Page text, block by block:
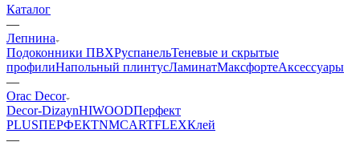
Каталог
—
Лепнина
Подоконники ПВХРуспанельТеневые и скрытые
профилиНапольный плинтусЛаминатМаксфортеАксессуары
—
Orac Decor
Decor-DizaynHIWOODПерфект
PLUSПЕРФЕКТNMCARTFLEXКлей
—